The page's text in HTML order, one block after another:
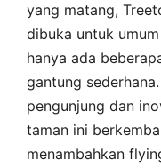
yang matang,
dibuka untuk
hanya ada
gantung
pengunjung dan
taman ini
menambahkan